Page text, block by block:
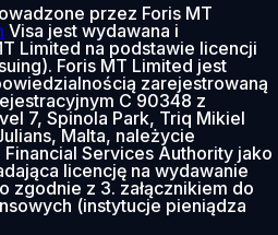
przez Foris MT
Visa jest wydawana i
Limited na podstawie licencji
Foris MT Limited jest
zarejestrowaną
C 90348 z
7, Spinola Park, Triq Mikiel
Malta, należycie
Services Authority jako
licencję na wydawanie
zgodnie z 3. załącznikiem do
(instytucje pieniądza